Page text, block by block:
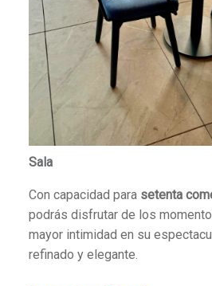
Sala
Con capacidad para setenta
podrás disfrutar de los
mayor intimidad en su
refinado y elegante.